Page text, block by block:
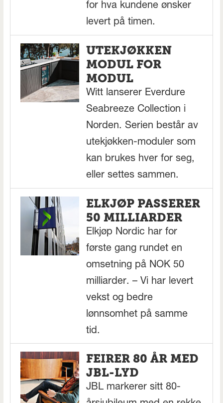
for hva kundene ønsker
levert på timen.
UTEKJØKKEN
MODUL FOR
MODUL
Witt lanserer Everdure
Seabreeze Collection i
Norden. Serien består av
utekjøkken-moduler som
kan brukes hver for seg,
eller settes sammen.
ELKJØP PASSERER
50 MILLIARDER
Elkjøp Nordic har for
første gang rundet en
omsetning på NOK 50
milliarder. – Vi har levert
vekst og bedre
lønnsomhet på samme
tid.
FEIRER 80 ÅR MED
JBL-LYD
JBL markerer sitt 80-